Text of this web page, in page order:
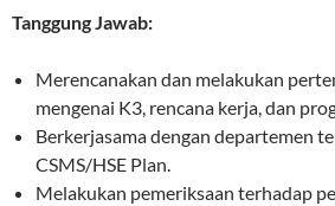
Tanggung Jawab:
Merencanakan dan melakukan
mengenai K3, rencana kerja, dan
Berkerjasama dengan departemen
CSMS/HSE Plan.
Melakukan pemeriksaan terhadap